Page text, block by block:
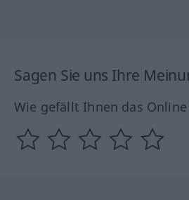
Sagen Sie uns Ihre
Wie gefällt Ihnen das